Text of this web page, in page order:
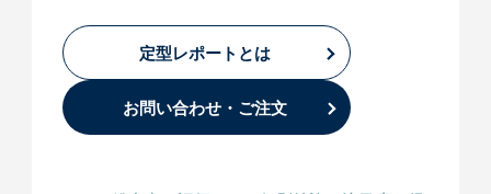
定型レポートとは
お問い合わせ・ご注文